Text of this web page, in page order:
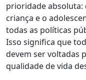
prioridade absoluta:
criança e o
todas as políticas
Isso significa que
devem ser voltadas
qualidade de vida